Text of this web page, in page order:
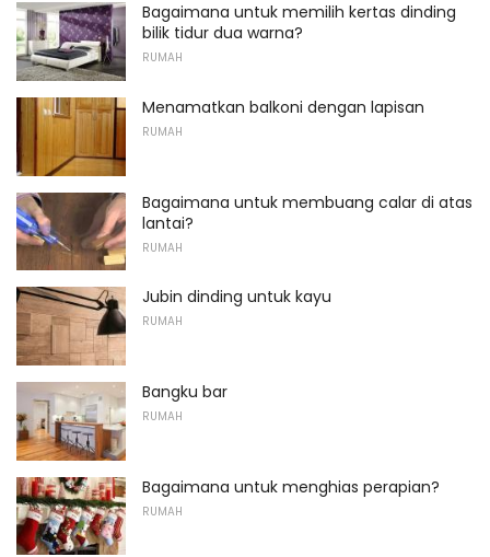
Bagaimana untuk memilih kertas dinding
bilik tidur dua warna?
RUMAH
Menamatkan balkoni dengan lapisan
RUMAH
Bagaimana untuk membuang calar di atas
lantai?
RUMAH
Jubin dinding untuk kayu
RUMAH
Bangku bar
RUMAH
Bagaimana untuk menghias perapian?
RUMAH